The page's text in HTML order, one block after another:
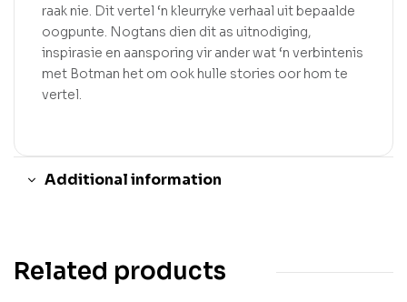
raak nie. Dit vertel ‘n kleurryke verhaal uit bepaalde
oogpunte. Nogtans dien dit as uitnodiging,
inspirasie en aansporing vir ander wat ‘n verbintenis
met Botman het om ook hulle stories oor hom te
vertel.
Additional information
Related products